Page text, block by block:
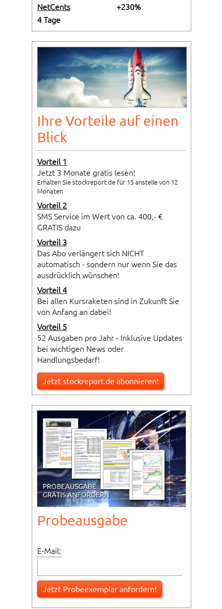
NetCents
+230%
4 Tage
Ihre Vorteile auf einen
Blick
Vorteil 1
Jetzt 3 Monate gratis lesen!
Erhalten Sie stockreport.de für 15 anstelle von 12
Monaten
Vorteil 2
SMS Service im Wert von ca. 400,- €
GRATIS dazu
Vorteil 3
Das Abo verlängert sich NICHT
automatisch - sondern nur wenn Sie das
ausdrücklich wünschen!
Vorteil 4
Bei allen Kursraketen sind in Zukunft Sie
von Anfang an dabei!
Vorteil 5
52 Ausgaben pro Jahr - Inklusive Updates
bei wichtigen News oder
Handlungsbedarf!
Jetzt stockreport.de abonnieren!
Probeausgabe
E-Mail: